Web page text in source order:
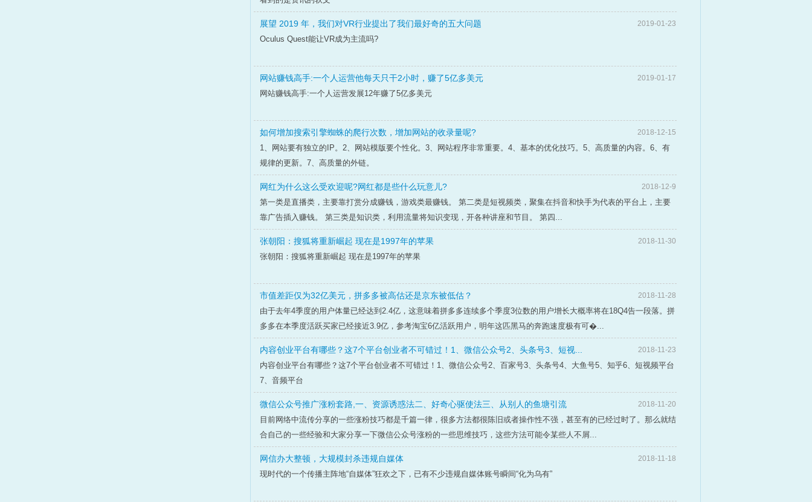
展望 2019 年，我们对VR行业提出了我们最好奇的五大问题 2019-01-23
Oculus Quest能让VR成为主流吗?
网站赚钱高手:一个人运营他每天只干2小时，赚了5亿多美元 2019-01-17
网站赚钱高手:一个人运营发展12年赚了5亿多美元
如何增加搜索引擎蜘蛛的爬行次数，增加网站的收录量呢? 2018-12-15
1、网站要有独立的IP。2、网站模版要个性化。3、网站程序非常重要。4、基本的优化技巧。5、高质量的内容。6、有
规律的更新。7、高质量的外链。
网红为什么这么受欢迎呢?网红都是些什么玩意儿? 2018-12-9
第一类是直播类，主要靠打赏分成赚钱，游戏类最赚钱。 第二类是短视频类，聚集在抖音和快手为代表的平台上，主要
靠广告插入赚钱。 第三类是知识类，利用流量将知识变现，开各种讲座和节目。 第四...
张朝阳：搜狐将重新崛起 现在是1997年的苹果 2018-11-30
张朝阳：搜狐将重新崛起 现在是1997年的苹果
市值差距仅为32亿美元，拼多多被高估还是京东被低估？ 2018-11-28
由于去年4季度的用户体量已经达到2.4亿，这意味着拼多多连续多个季度3位数的用户增长大概率将在18Q4告一段落。拼
多多在本季度活跃买家已经接近3.9亿，参考淘宝6亿活跃用户，明年这匹黑马的奔跑速度极有可�...
内容创业平台有哪些？这7个平台创业者不可错过！1、微信公众号2、头条号3、短视... 2018-11-23
内容创业平台有哪些？这7个平台创业者不可错过！1、微信公众号2、百家号3、头条号4、大鱼号5、知乎6、短视频平台
7、音频平台
微信公众号推广涨粉套路,一、资源诱惑法二、好奇心驱使法三、从别人的鱼塘引流 2018-11-20
目前网络中流传分享的一些涨粉技巧都是千篇一律，很多方法都很陈旧或者操作性不强，甚至有的已经过时了。那么就结
合自己的一些经验和大家分享一下微信公众号涨粉的一些思维技巧，这些方法可能令某些人不屑...
网信办大整顿，大规模封杀违规自媒体 2018-11-18
现时代的一个传播主阵地“自媒体”狂欢之下，已有不少违规自媒体账号瞬间“化为乌有”